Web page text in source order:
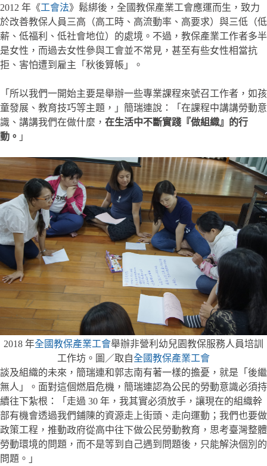
2012 年《工會法》鬆綁後，全國教保產業工會應運而生，致力
於改善教保人員三高（高工時、高流動率、高要求）與三低（低
薪、低福利、低社會地位）的處境。不過，教保產業工作者多半
是女性，而過去女性參與工會並不常見，甚至有些女性相當抗
拒、害怕遭到雇主「秋後算帳」。
「所以我們一開始主要是舉辦一些專業課程來號召工作者，如孩
童發展、教育技巧等主題，」簡瑞連說：「在課程中講講勞動意
識、講講我們在做什麼， 在生活中不斷實踐『做組織』的行
動。 」
2018 年全國教保產業工會舉辦非營利幼兒園教保服務人員培訓
工作坊。圖／取自全國教保產業工會
談及組織的未來，簡瑞連和郭志南有著一樣的擔憂，就是「後繼
無人」。面對這個燃眉危機，簡瑞連認為公民的勞動意識必須持
續往下紮根：「走過 30 年，我其實必須放手，讓現在的組織幹
部有機會透過我們鋪陳的資源走上街頭、走向運動；我們也要做
政策工程，推動政府從高中往下做公民勞動教育，思考臺灣整體
勞動環境的問題，而不是等到自己遇到問題後，只能解決個別的
問題。」